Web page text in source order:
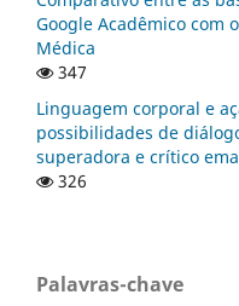
Google Acadêmico com
Médica
347
Linguagem corporal e
possibilidades de
superadora e crítico
326
Palavras-chave